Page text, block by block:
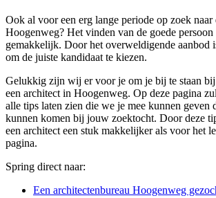
Ook al voor een erg lange periode op zoek naar
Hoogenweg? Het vinden van de goede
gemakkelijk. Door het overweldigende aanbod
om de juiste kandidaat te kiezen.
Gelukkig zijn wij er voor je om je bij te staan bij
een architect in Hoogenweg. Op deze pagina
alle tips laten zien die we je mee kunnen geven
kunnen komen bij jouw zoektocht. Door deze
een architect een stuk makkelijker als voor het
pagina.
Spring direct naar:
Een architectenbureau Hoogenweg